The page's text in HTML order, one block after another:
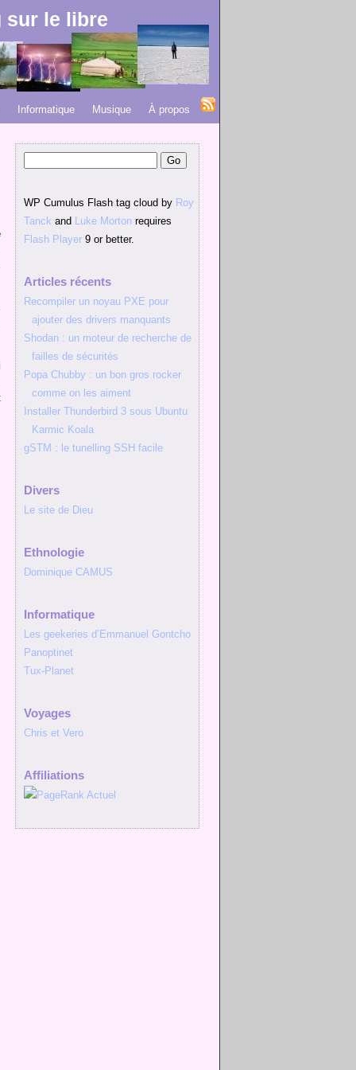
sur le libre
Informatique Musique À propos
WP Cumulus Flash tag cloud by Roy
Tanck and Luke Morton requires
Flash Player 9 or better.
Articles récents
Recompiler un noyau PXE pour
ajouter des drivers manquants
Shodan : un moteur de recherche de
failles de sécurités
Popa Chubby : un bon gros rocker
comme on les aiment
Installer Thunderbird 3 sous Ubuntu
Karmic Koala
gSTM : le tunelling SSH facile
Divers
Le site de Dieu
Ethnologie
Dominique CAMUS
Informatique
Les geekeries d’Emmanuel Gontcho
Panoptinet
Tux-Planet
Voyages
Chris et Vero
Affiliations